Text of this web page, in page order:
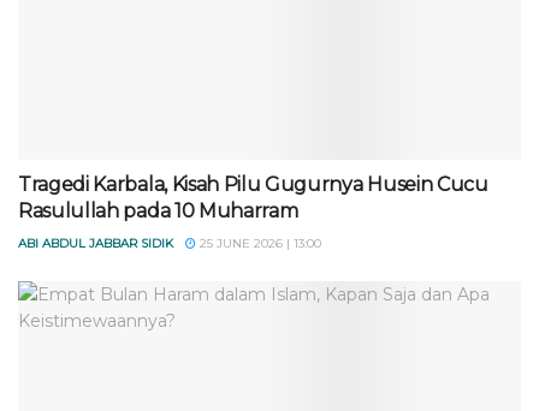
Tragedi Karbala, Kisah Pilu Gugurnya Husein Cucu
Rasulullah pada 10 Muharram
ABI ABDUL JABBAR SIDIK 25 JUNE 2026 | 13:00